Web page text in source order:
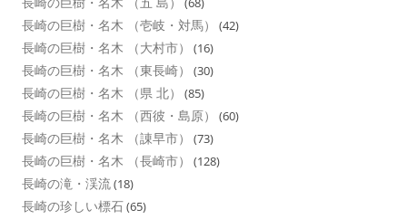
長崎の巨樹・名木 （壱岐・対馬） (42)
長崎の巨樹・名木 （大村市） (16)
長崎の巨樹・名木 （東長崎） (30)
長崎の巨樹・名木 （県 北） (85)
長崎の巨樹・名木 （西彼・島原） (60)
長崎の巨樹・名木 （諌早市） (73)
長崎の巨樹・名木 （長崎市） (128)
長崎の滝・渓流(18)
長崎の珍しい標石(65)